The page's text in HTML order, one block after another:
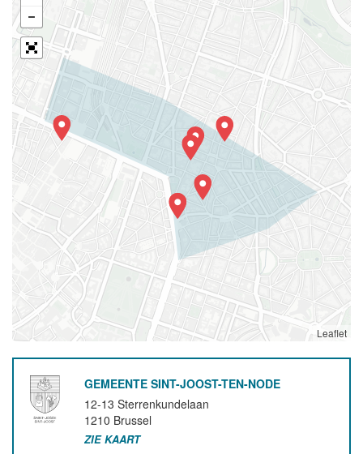
Leaflet
GEMEENTE SINT-JOOST-TEN-NODE
12-13 Sterrenkundelaan
1210 Brussel
ZIE KAART